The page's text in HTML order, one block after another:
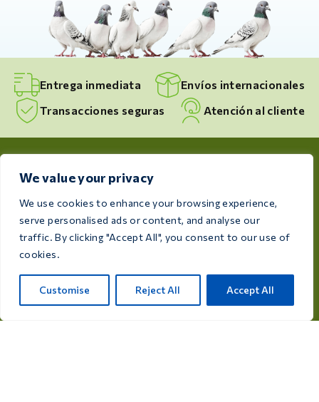
We value your privacy
We use cookies to enhance your browsing experience,
serve personalised ads or content, and analyse our
traffic. By clicking "Accept All", you consent to our use of
cookies.
Customise Reject All Accept All
Entrega inmediata
Envíos internacionales
Transacciones seguras
Atención al cliente
Birds ofrece productos de alta calidad diseñados para
satisfacer las necesidades de todos los criadores y